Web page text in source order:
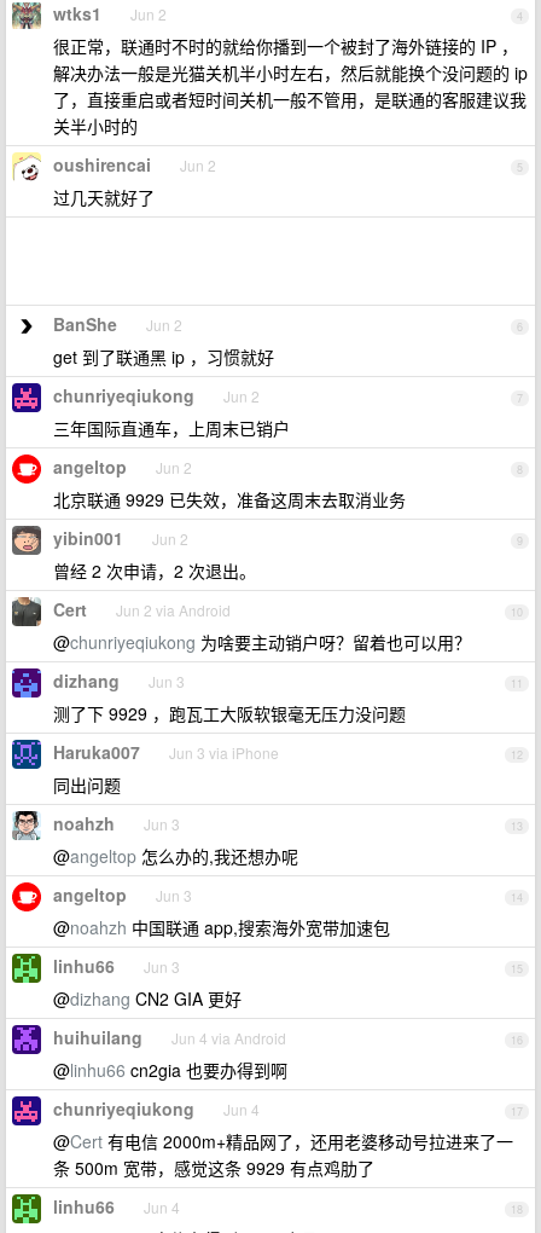
4
wtks1 Jun 2
很正常，联通时不时的就给你播到一个被封了海外链接的 IP ，
解决办法一般是光猫关机半小时左右，然后就能换个没问题的 ip
了，直接重启或者短时间关机一般不管用，是联通的客服建议我
关半小时的
5
oushirencai Jun 2
过几天就好了
6
BanShe Jun 2
get 到了联通黑 ip ，习惯就好
7
chunriyeqiukong Jun 2
三年国际直通车，上周末已销户
8
angeltop Jun 2
北京联通 9929 已失效，准备这周末去取消业务
9
yibin001 Jun 2
曾经 2 次申请，2 次退出。
10
Cert Jun 2 via Android
@chunriyeqiukong 为啥要主动销户呀？留着也可以用？
11
dizhang Jun 3
测了下 9929 ，跑瓦工大阪软银毫无压力没问题
12
Haruka007 Jun 3 via iPhone
同出问题
13
noahzh Jun 3
@angeltop 怎么办的,我还想办呢
14
angeltop Jun 3
@noahzh 中国联通 app,搜索海外宽带加速包
15
linhu66 Jun 3
@dizhang CN2 GIA 更好
16
huihuilang Jun 4 via Android
@linhu66 cn2gia 也要办得到啊
17
chunriyeqiukong Jun 4
@Cert 有电信 2000m+精品网了，还用老婆移动号拉进来了一
条 500m 宽带，感觉这条 9929 有点鸡肋了
18
linhu66 Jun 4